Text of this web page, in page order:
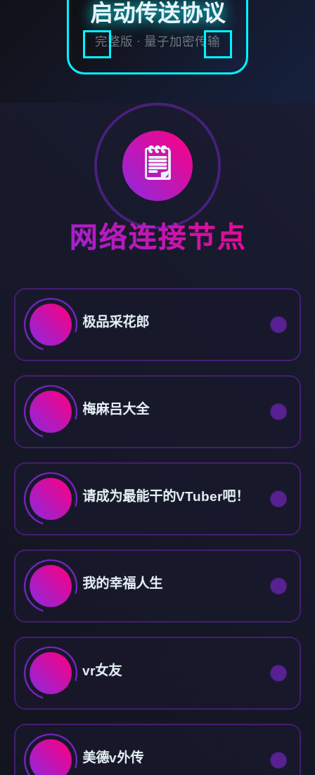
启动传送协议
完整版 · 量子加密传输
🗒️
网络连接节点
极品采花郎
梅麻吕大全
请成为最能干的VTuber吧！
我的幸福人生
vr女友
美德v外传